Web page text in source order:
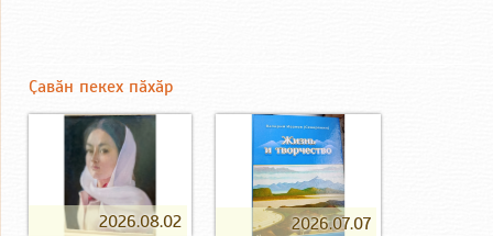
Ҫавӑн пекех пӑхӑр
2026.08.02 2026.07.07